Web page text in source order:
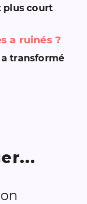
plus court
a ruinés ?
transformé